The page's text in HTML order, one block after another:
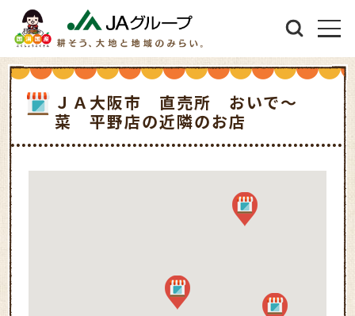
ＪＡ大阪市 直売所 おいで～
菜 平野店の近隣のお店